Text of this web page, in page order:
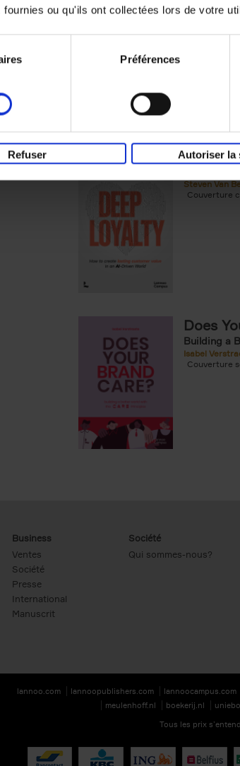
fournies ou qu'ils ont collectées lors de votre
Préférences
Refuser Autoriser la
Digital
Deep
Steven Van
Couverture
Does
Building a
Isabel
Couverture
Business
Ventes
Société
Presse
International
Manuscrit
Société
Qui sommes-nous?
lannoo.com lannoopublishers.com lannoocampus.com
meulenhoff.nl
boekerij.nl
Tous les prix